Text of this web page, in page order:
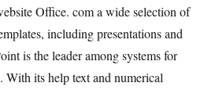
Office. com a wide selection of
including presentations and
is the leader among systems for
With its help text and numerical